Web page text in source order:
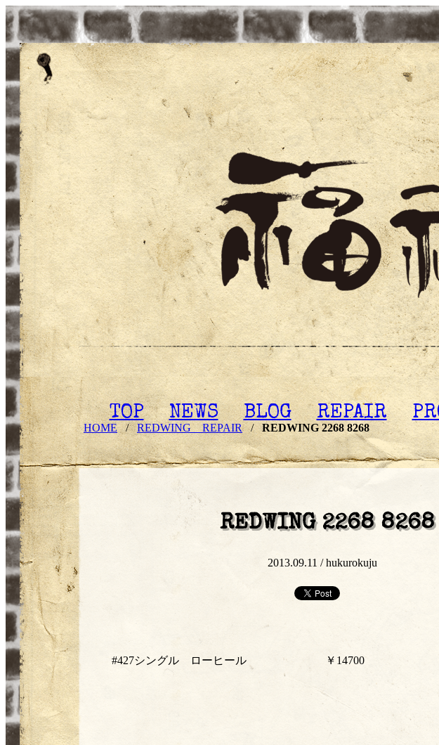
TOP NEWS BLOG REPAIR
HOME / REDWING REPAIR / REDWING 2268 8268
REDWING 2268 8268
2013.09.11 /hukurokuju
#427シングル ローヒール ￥14700